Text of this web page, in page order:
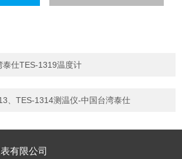
泰仕TES-1319温度计
、TES-1314测温仪-中国台湾泰仕
有限公司